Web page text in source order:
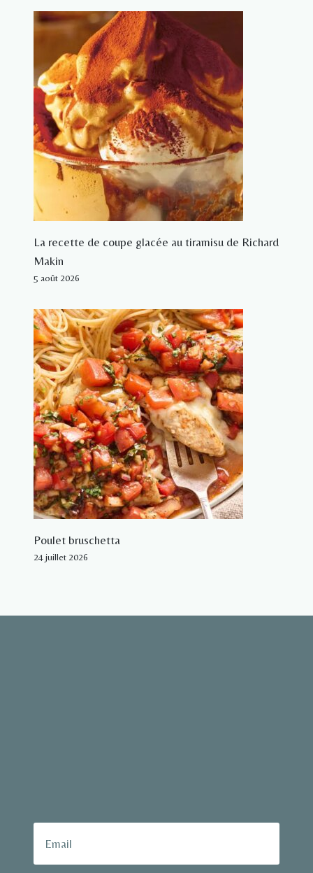
La recette de coupe glacée au tiramisu de Richard
Makin
5 août 2026
Poulet bruschetta
24 juillet 2026